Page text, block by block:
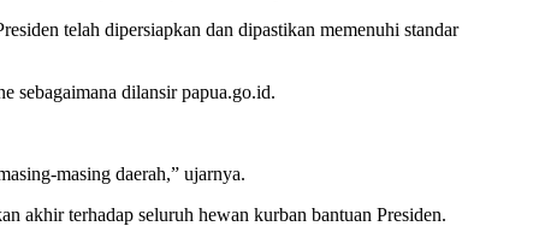
telah dipersiapkan dan dipastikan memenuhi standar
sebagaimana dilansir papua.go.id.
masing daerah,” ujarnya.
akhir terhadap seluruh hewan kurban bantuan Presiden.